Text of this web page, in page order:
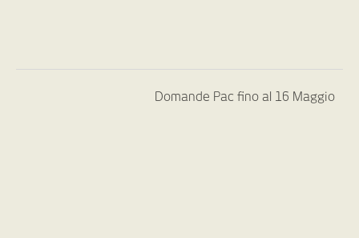
Domande Pac fino al 16 Maggio